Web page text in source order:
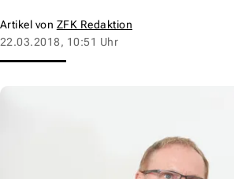
Artikel von ZFK Redaktion
22.03.2018, 10:51 Uhr